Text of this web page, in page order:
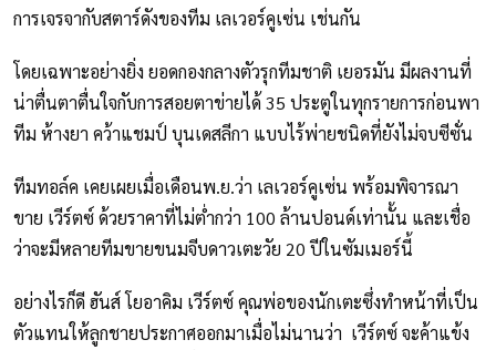
การเจรจากับสตาร์ดังของทีม เลเวอร์คูเซ่น เช่นกัน
โดยเฉพาะอย่างยิ่ง ยอดกองกลางตัวรุกทีมชาติ เยอรมัน มีผลงานที่
น่าตื่นตาตื่นใจกับการสอยตาข่ายได้ 35 ประตูในทุกรายการก่อนพา
ทีม ห้างยา คว้าแชมป์ บุนเดสลีกา แบบไร้พ่ายชนิดที่ยังไม่จบซีซั่น
ทีมทอล์ค เคยเผยเมื่อเดือนพ.ย.ว่า เลเวอร์คูเซ่น พร้อมพิจารณา
ขาย เวีร์ตซ์ ด้วยราคาที่ไม่ต่ำกว่า 100 ล้านปอนด์เท่านั้น และเชื่อ
ว่าจะมีหลายทีมขายขนมจีบดาวเตะวัย 20 ปีในซัมเมอร์นี้
อย่างไรก็ดี ฮันส์ โยอาคิม เวีร์ตซ์ คุณพ่อของนักเตะซึ่งทำหน้าที่เป็น
ตัวแทนให้ลูกชายประกาศออกมาเมื่อไม่นานว่า เวีร์ตซ์ จะค้าแข้ง